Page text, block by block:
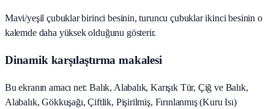
Mavi/yeşil çubuklar birinci besinin, turuncu çubuklar ikinci besinin o
kalemde daha yüksek olduğunu gösterir.
Dinamik karşılaştırma makalesi
Bu ekranın amacı net: Balık, Alabalık, Karışık Tür, Çiğ ve Balık,
Alabalık, Gökkuşağı, Çiftlik, Pişirilmiş, Fırınlanmış (Kuru Isı)